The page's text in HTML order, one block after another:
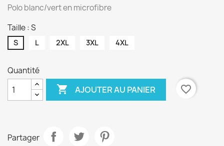
Polo blanc/vert en microfibre
Taille : S
S L 2XL 3XL 4XL
Quantité
 AJOUTER AU PANIER favorite_border
Partager